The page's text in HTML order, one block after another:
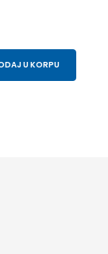
U KORPU